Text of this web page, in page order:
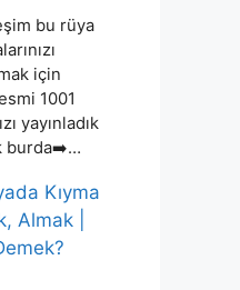
bu rüya
için
1001
yayınladık
burda➡️…
Kıyma
Almak |